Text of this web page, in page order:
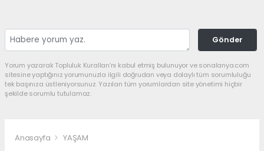
Gönder
Yorum yazarak Topluluk Kuralları’nı kabul etmiş bulunuyor ve sonalanya.com
sitesine yaptığınız yorumunuzla ilgili doğrudan veya dolaylı tüm sorumluluğu
tek başınıza üstleniyorsunuz. Yazılan tüm yorumlardan site yönetimi hiçbir
şekilde sorumlu tutulamaz.
Anasayfa YAŞAM